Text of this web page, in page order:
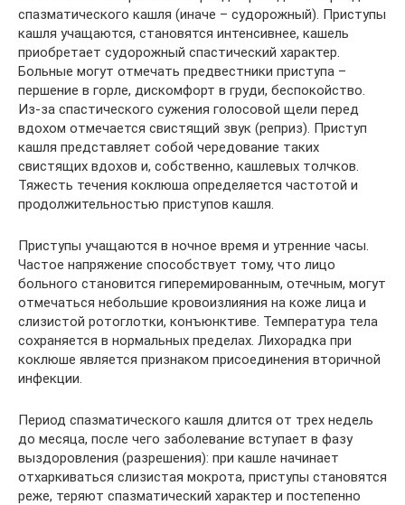
спазматического кашля (иначе – судорожный). Приступы
кашля учащаются, становятся интенсивнее, кашель
приобретает судорожный спастический характер.
Больные могут отмечать предвестники приступа –
першение в горле, дискомфорт в груди, беспокойство.
Из-за спастического сужения голосовой щели перед
вдохом отмечается свистящий звук (реприз). Приступ
кашля представляет собой чередование таких
свистящих вдохов и, собственно, кашлевых толчков.
Тяжесть течения коклюша определяется частотой и
продолжительностью приступов кашля.
Приступы учащаются в ночное время и утренние часы.
Частое напряжение способствует тому, что лицо
больного становится гиперемированным, отечным, могут
отмечаться небольшие кровоизлияния на коже лица и
слизистой ротоглотки, конъюнктиве. Температура тела
сохраняется в нормальных пределах. Лихорадка при
коклюше является признаком присоединения вторичной
инфекции.
Период спазматического кашля длится от трех недель
до месяца, после чего заболевание вступает в фазу
выздоровления (разрешения): при кашле начинает
отхаркиваться слизистая мокрота, приступы становятся
реже, теряют спазматический характер и постепенно